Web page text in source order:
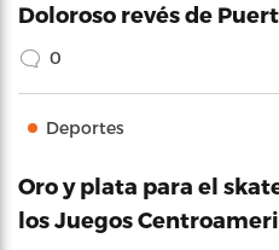
Doloroso revés de
0
Deportes
Oro y plata para el
los Juegos